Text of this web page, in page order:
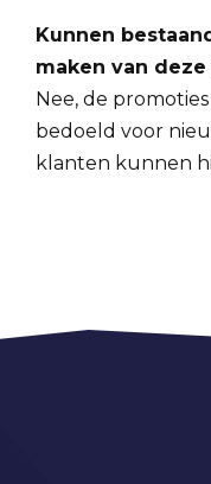
Kunnen
maken van
Nee, de
bedoeld voor
klanten kunnen